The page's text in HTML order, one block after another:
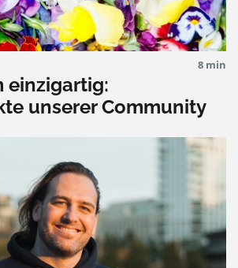
8 min
einzigartig:
unserer Community